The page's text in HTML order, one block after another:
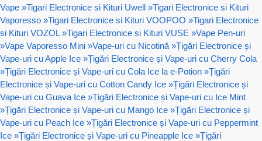
Vape »Tigari Electronice si Kituri Uwell »Tigari Electronice si Kituri
Vaporesso »Tigari Electronice si Kituri VOOPOO »Tigari Electronice
si Kituri VOZOL »Tigari Electronice si Kituri VUSE »Vape Pen-uri
»Vape Vaporesso Mini »Vape-uri cu Nicotină »Țigări Electronice și
Vape-uri cu Apple Ice »Țigări Electronice și Vape-uri cu Cherry Cola
»Țigări Electronice și Vape-uri cu Cola Ice la e-Potion »Țigări
Electronice și Vape-uri cu Cotton Candy Ice »Țigări Electronice și
Vape-uri cu Guava Ice »Țigări Electronice și Vape-uri cu Ice Mint
»Țigări Electronice și Vape-uri cu Mango Ice »Țigări Electronice și
Vape-uri cu Peach Ice »Țigări Electronice și Vape-uri cu Peppermint
Ice »Țigări Electronice și Vape-uri cu Pineapple Ice »Țigări